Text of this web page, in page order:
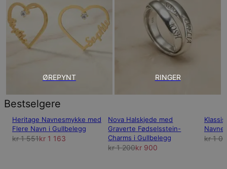
ØREPYNT RINGER
Bestselgere
Heritage Navnesmykke med
Flere Navn i Gullbelegg
kr 1 551kr 1 163
Nova Halskjede med
Graverte Fødselsstein-
Charms i Gullbelegg
kr 1 200kr 900
kr 1